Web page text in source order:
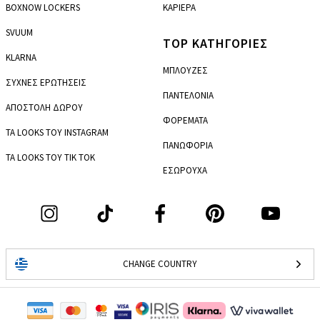
BOXNOW LOCKERS
SVUUM
KLARNA
ΣΥΧΝΕΣ ΕΡΩΤΗΣΕΙΣ
ΑΠΟΣΤΟΛΗ ΔΩΡΟΥ
ΤΑ LOOKS ΤΟΥ INSTAGRAM
ΤΑ LOOKS ΤΟΥ TIK TOK
ΚΑΡΙΕΡΑ
CHANGE COUNTRY
TOP ΚΑΤΗΓΟΡΙΕΣ
ΜΠΛΟΥΖΕΣ
ΠΑΝΤΕΛΟΝΙΑ
ΦΟΡΕΜΑΤΑ
ΠΑΝΩΦΟΡΙΑ
ΕΣΩΡΟΥΧΑ